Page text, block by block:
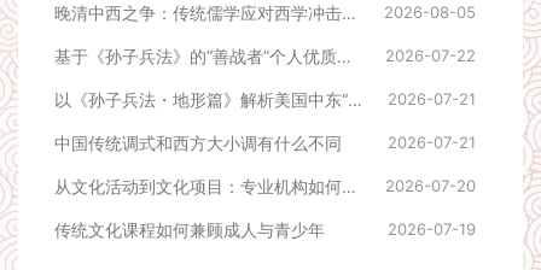
晚清中西之争：传统儒学应对西学冲击的探索 2026-08-05
基于《孙子兵法》的“善战者”个人优质操作系统研究——以兵法为纲，指引个人实战决策 2026-07-22
以《孙子兵法・地形篇》解析美国中东“鸡肋困局” 2026-07-21
中国传统调式和西方大小调有什么不同 2026-07-21
从文化活动到文化项目：专业机构如何升级能力 2026-07-20
传统文化课程如何兼顾成人与青少年 2026-07-19